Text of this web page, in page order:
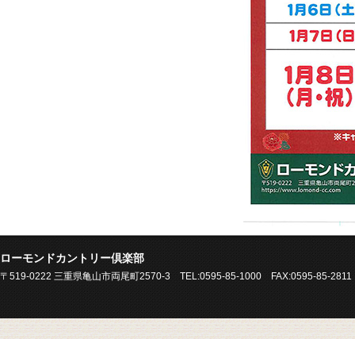
ローモンドカントリー倶楽部
〒519-0222 三重県亀山市両尾町2570-3 TEL:0595-85-1000 FAX:0595-85-2811